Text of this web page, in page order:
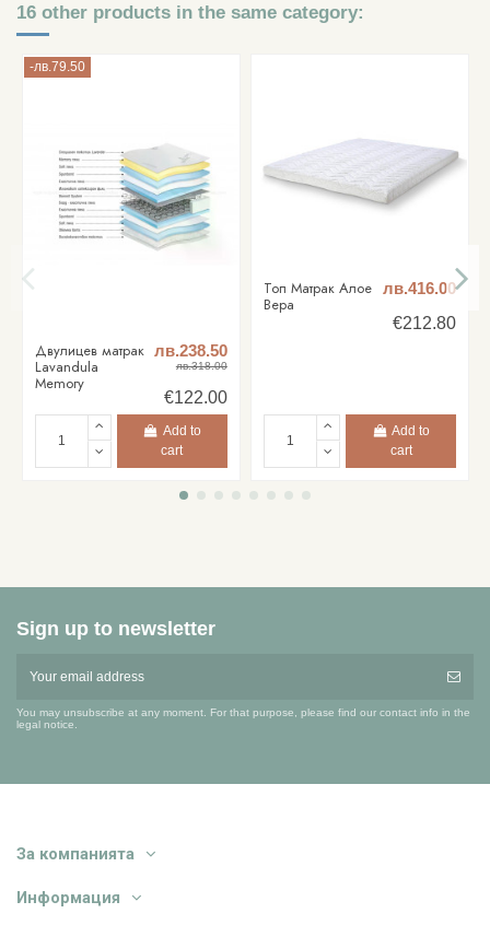
16 other products in the same category:
-лв.79.50
Двулицев матрак
Lavandula
Memory
лв.238.50
лв.318.00
€122.00
Add to
cart
Топ Матрак Алое
Вера
лв.416.00
€212.80
Add to
cart
Sign up to newsletter
You may unsubscribe at any moment. For that purpose, please find our contact info in the
legal notice.
За компанията
Информация